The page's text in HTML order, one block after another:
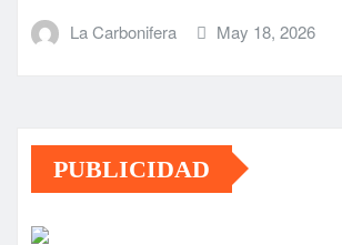
La Carbonifera May 18, 2026
PUBLICIDAD